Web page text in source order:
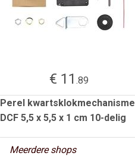
€ 11 .89
Perel kwartsklokmechanisme
DCF 5,5 x 5,5 x 1 cm 10-delig
Meerdere shops